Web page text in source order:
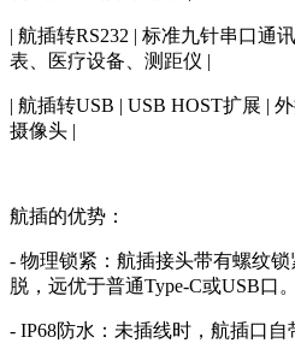
| 航插转RS232 | 标准九针串口通
表、医疗设备、测距仪 |
| 航插转USB | USB HOST扩展 |
摄像头 |
航插的优势：
- 物理锁紧：航插接头带有螺纹
脱，远优于普通Type-C或USB口。
- IP68防水：未插线时，航插口